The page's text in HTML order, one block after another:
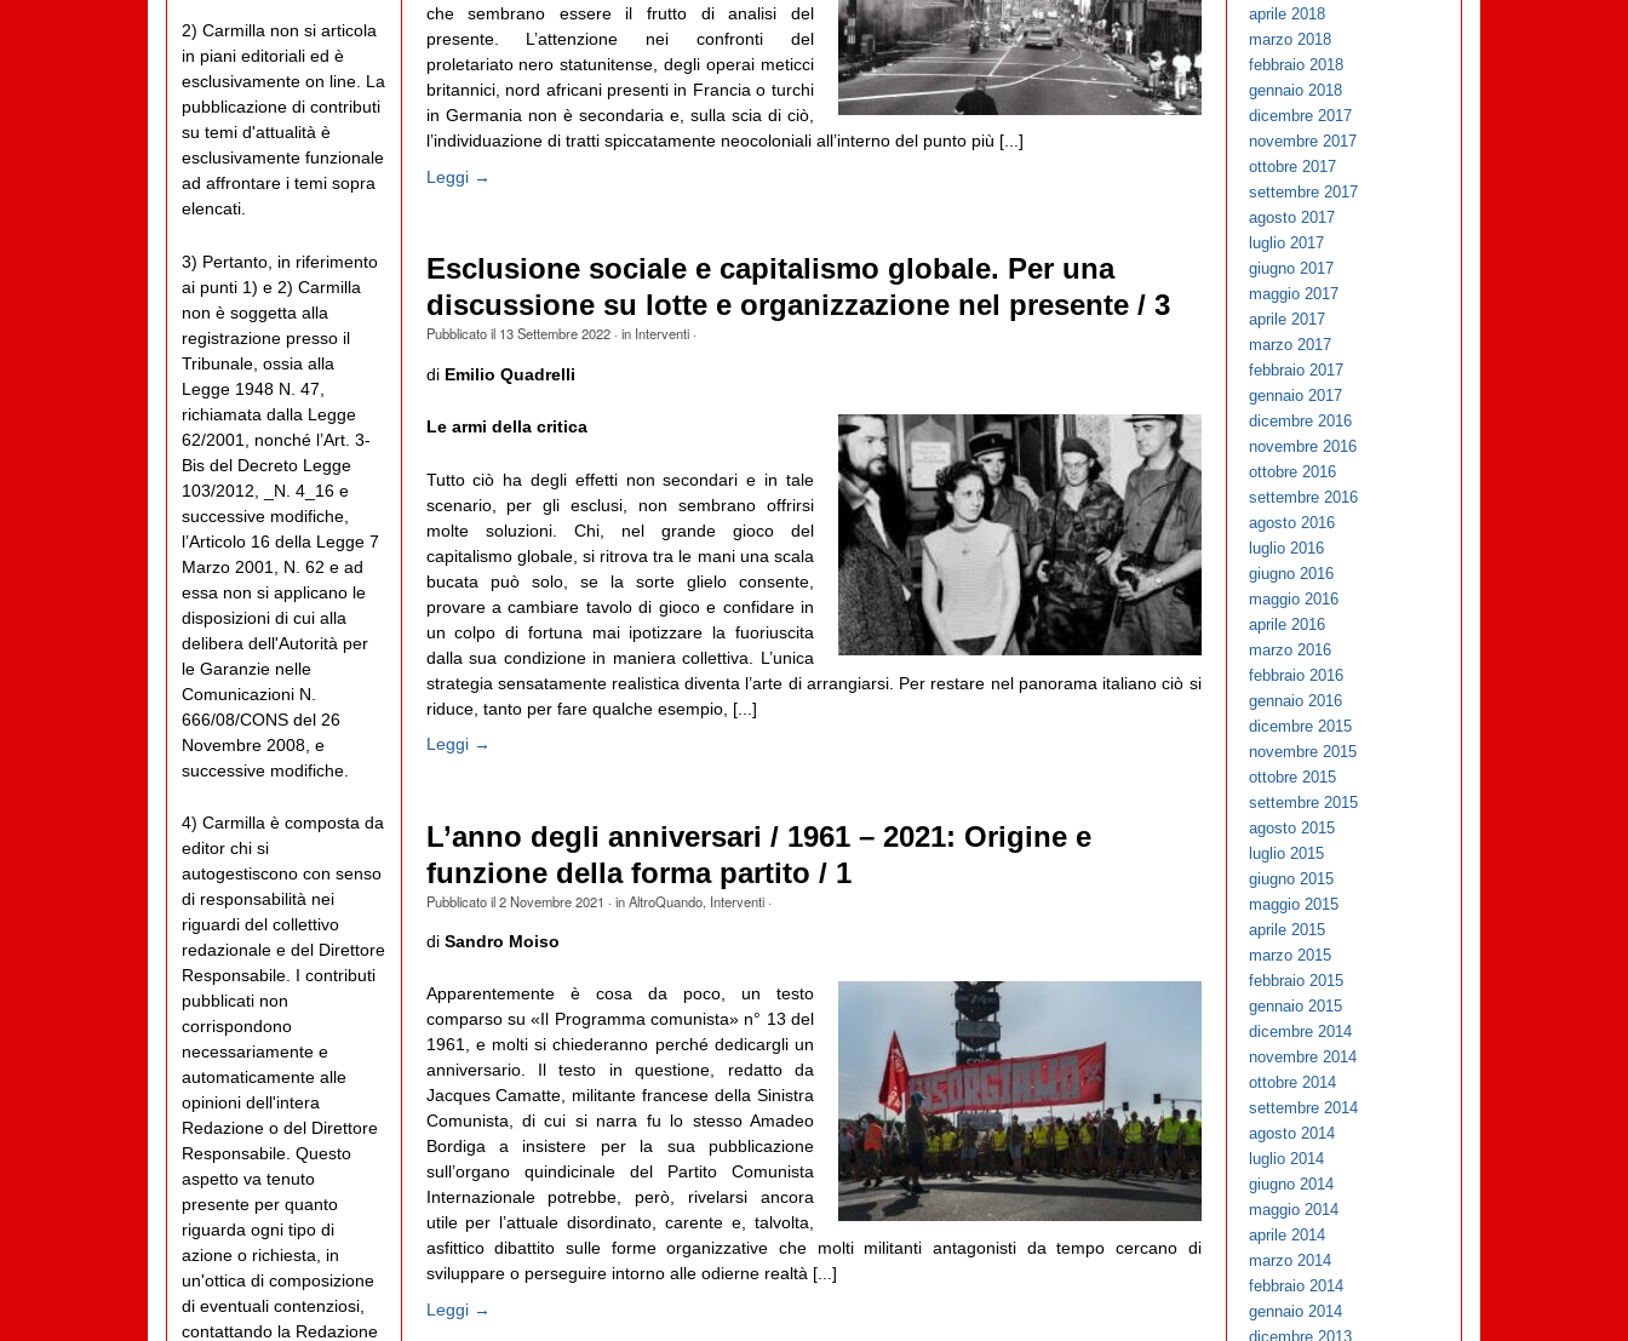
che sembrano essere il frutto di analisi del
presente. L’attenzione nei confronti del
proletariato nero statunitense, degli operai meticci
britannici, nord africani presenti in Francia o turchi
in Germania non è secondaria e, sulla scia di ciò,
l’individuazione di tratti spiccatamente neocoloniali all’interno del punto più [...]
Leggi →
Esclusione sociale e capitalismo globale. Per una
discussione su lotte e organizzazione nel presente / 3
Pubblicato il 13 Settembre 2022· in Interventi·
di Emilio Quadrelli
Le armi della critica
Tutto ciò ha degli effetti non secondari e in tale
scenario, per gli esclusi, non sembrano offrirsi
molte soluzioni. Chi, nel grande gioco del
capitalismo globale, si ritrova tra le mani una scala
bucata può solo, se la sorte glielo consente,
provare a cambiare tavolo di gioco e confidare in
un colpo di fortuna mai ipotizzare la fuoriuscita
dalla sua condizione in maniera collettiva. L’unica
strategia sensatamente realistica diventa l’arte di arrangiarsi. Per restare nel panorama italiano ciò si
riduce, tanto per fare qualche esempio, [...]
Leggi →
L’anno degli anniversari / 1961 – 2021: Origine e
funzione della forma partito / 1
Pubblicato il2 Novembre 2021 · inAltroQuando, Interventi·
di Sandro Moiso
Apparentemente è cosa da poco, un testo
comparso su «Il Programma comunista» n° 13 del
1961, e molti si chiederanno perché dedicargli un
anniversario. Il testo in questione, redatto da
Jacques Camatte, militante francese della Sinistra
Comunista, di cui si narra fu lo stesso Amadeo
Bordiga a insistere per la sua pubblicazione
sull’organo quindicinale del Partito Comunista
Internazionale potrebbe, però, rivelarsi ancora
utile per l’attuale disordinato, carente e, talvolta,
asfittico dibattito sulle forme organizzative che molti militanti antagonisti da tempo cercano di
sviluppare o perseguire intorno alle odierne realtà [...]
Leggi →
2) Carmilla non si articola
in piani editoriali ed è
esclusivamente on line. La
pubblicazione di contributi
su temi d'attualità è
esclusivamente funzionale
ad affrontare i temi sopra
elencati.
3) Pertanto, in riferimento
ai punti 1) e 2) Carmilla
non è soggetta alla
registrazione presso il
Tribunale, ossia alla
Legge 1948 N. 47,
richiamata dalla Legge
62/2001, nonché l’Art. 3-
Bis del Decreto Legge
103/2012, _N. 4_16 e
successive modifiche,
l’Articolo 16 della Legge 7
Marzo 2001, N. 62 e ad
essa non si applicano le
disposizioni di cui alla
delibera dell'Autorità per
le Garanzie nelle
Comunicazioni N.
666/08/CONS del 26
Novembre 2008, e
successive modifiche.
4) Carmilla è composta da
editor chi si
autogestiscono con senso
di responsabilità nei
riguardi del collettivo
redazionale e del Direttore
Responsabile. I contributi
pubblicati non
corrispondono
necessariamente e
automaticamente alle
opinioni dell'intera
Redazione o del Direttore
Responsabile. Questo
aspetto va tenuto
presente per quanto
riguarda ogni tipo di
azione o richiesta, in
un'ottica di composizione
di eventuali contenziosi,
contattando la Redazione
aprile 2018
marzo 2018
febbraio 2018
gennaio 2018
dicembre 2017
novembre 2017
ottobre 2017
settembre 2017
agosto 2017
luglio 2017
giugno 2017
maggio 2017
aprile 2017
marzo 2017
febbraio 2017
gennaio 2017
dicembre 2016
novembre 2016
ottobre 2016
settembre 2016
agosto 2016
luglio 2016
giugno 2016
maggio 2016
aprile 2016
marzo 2016
febbraio 2016
gennaio 2016
dicembre 2015
novembre 2015
ottobre 2015
settembre 2015
agosto 2015
luglio 2015
giugno 2015
maggio 2015
aprile 2015
marzo 2015
febbraio 2015
gennaio 2015
dicembre 2014
novembre 2014
ottobre 2014
settembre 2014
agosto 2014
luglio 2014
giugno 2014
maggio 2014
aprile 2014
marzo 2014
febbraio 2014
gennaio 2014
dicembre 2013